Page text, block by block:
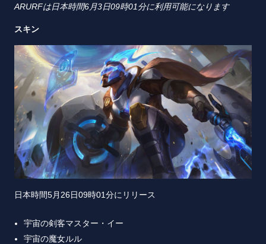
ARURFは日本時間6月3日09時01分に利用可能になります
スキン
日本時間5月26日09時01分にリリース
宇宙の剣客マスター・イー
宇宙の魔女ルル